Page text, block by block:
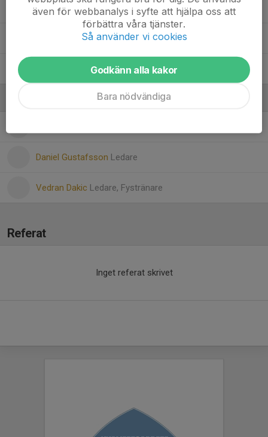
Ivar Clegg
Kian Utter Dakic
Konstantinos Magriplis
Daniel Gustafsson Ledare
Vedran Dakic Ledare, Fystränare
Referat
Inget referat skrivet
även för webbanalys i syfte att hjälpa oss att
förbättra våra tjänster.
Så använder vi cookies
Godkänn alla kakor
Bara nödvändiga